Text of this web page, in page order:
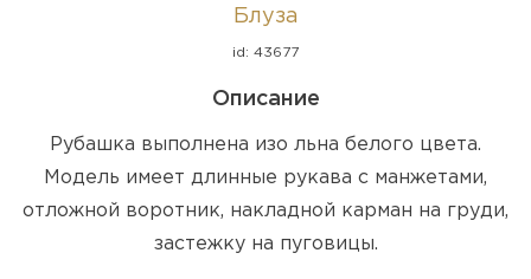
Блуза
id: 43677
Описание
Рубашка выполнена изо льна белого цвета.
Модель имеет длинные рукава с манжетами,
отложной воротник, накладной карман на груди,
застежку на пуговицы.